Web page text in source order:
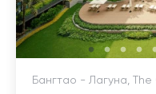
Бангтао - Лагуна,